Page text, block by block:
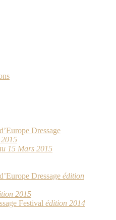
Dressage
15 Mars 2015
Dressage édition
2015
Festival édition 2014